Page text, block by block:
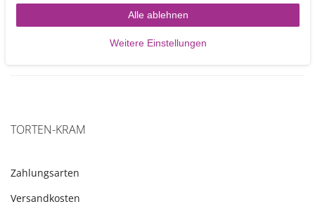
TORTEN-KRAM
Zahlungsarten
Versandkosten
Alle ablehnen
Weitere Einstellungen